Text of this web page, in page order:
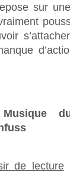
sur
de lecture